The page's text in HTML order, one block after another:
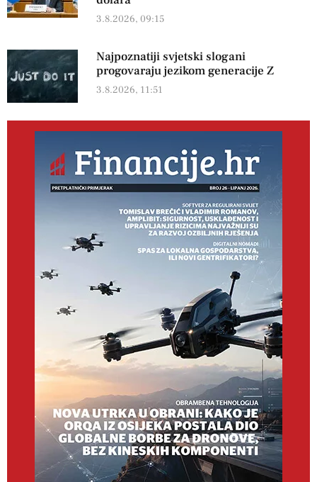
3.8.2026, 09:15
Najpoznatiji svjetski slogani
progovaraju jezikom generacije Z
3.8.2026, 11:51